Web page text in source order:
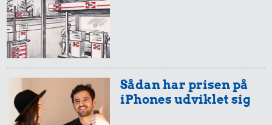
Sådan har prisen på
iPhones udviklet sig